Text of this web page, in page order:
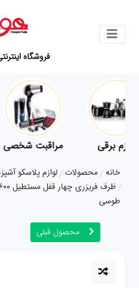
فروشگاه
محصولات
قوانین
سایت
ارتباط
باما
درباره
لوازم برقی
لوازم برقی
خانه محصولات لوازم پلاسکو
طوسی
محصول قبلی